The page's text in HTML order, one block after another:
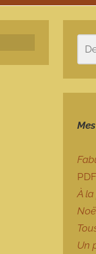
PDF
À
Un